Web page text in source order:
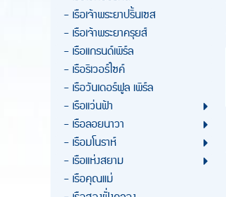
- เรือเจ้าพระยาปริ้นเซส
- เรือเจ้าพระยาครุยส์
- เรือแกรนด์เพิร์ล
- เรือริเวอร์ไซค์
- เรือวันเดอร์ฟูล เพิร์ล
- เรือแว่นฟ้า
- เรือลอยนาวา
- เรือมโนราห์
- เรือแห่งสยาม
- เรือคุณแม่